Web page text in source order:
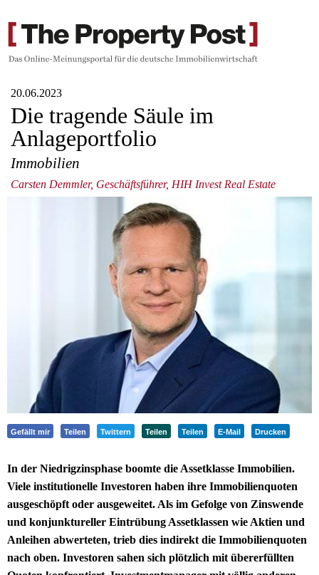
20.06.2023
Die tragende Säule im
Anlageportfolio
Immobilien
Carsten Demmler, Geschäftsführer, HIH Invest Real Estate
Gefällt mir Teilen Twittern Teilen Teilen E-Mail Drucken
In der Niedrigzinsphase boomte die Assetklasse Immobilien.
Viele institutionelle Investoren haben ihre Immobilienquoten
ausgeschöpft oder ausgeweitet. Als im Gefolge von Zinswende
und konjunktureller Eintrübung Assetklassen wie Aktien und
Anleihen abwerteten, trieb dies indirekt die Immobilienquoten
nach oben. Investoren sahen sich plötzlich mit übererfüllten